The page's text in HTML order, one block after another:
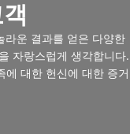
라운 결과를 얻은 다양한
자랑스럽게 생각합니다.
에 대한 헌신에 대한 증거